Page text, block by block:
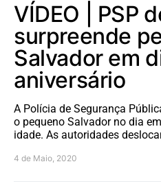
VÍDEO | PSP
surpreende
Salvador em
aniversário
A Polícia de Segurança
o pequeno Salvador no dia
idade. As autoridades
4 de Maio, 2020